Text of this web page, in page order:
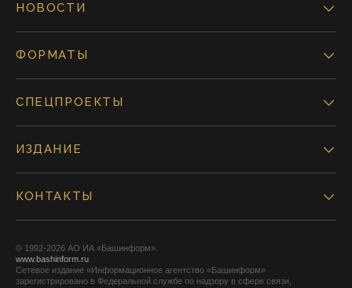
НОВОСТИ
ФОРМАТЫ
СПЕЦПРОЕКТЫ
ИЗДАНИЕ
КОНТАКТЫ
© 1992-2026 АО ИА «Башинформ».
www.bashinform.ru
Сетевое издание «Информационное агентство «Башинформ»
зарегистрировано в Федеральной службе по надзору в сфере связи,